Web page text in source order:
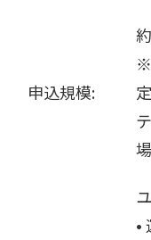
申込規模:
※
•